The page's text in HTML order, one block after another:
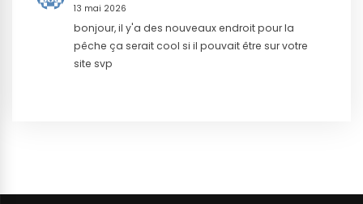
13 mai 2026
bonjour, il y'a des nouveaux endroit pour la
pêche ça serait cool si il pouvait être sur votre
site svp